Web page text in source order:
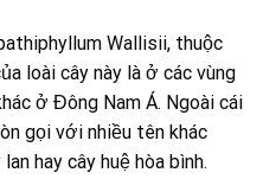
Wallisii, thuộc
loài cây này là ở các vùng
ở Đông Nam Á. Ngoài cái
gọi với nhiều tên khác
hay cây huệ hòa bình.